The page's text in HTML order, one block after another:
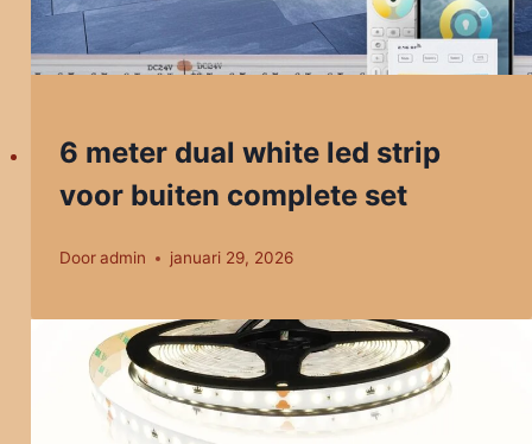
6 meter dual white led strip
voor buiten complete set
Door admin januari 29, 2026